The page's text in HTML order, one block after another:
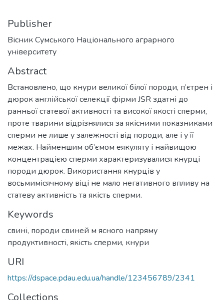
Publisher
Вісник Сумського Національного аграрного
університету
Abstract
Встановлено, що кнури великої білої породи, п’єтрен і
дюрок англійської селекції фірми JSR здатні до
ранньої статевої активності та високої якості сперми,
проте тварини відрізнялися за якісними показниками
сперми не лише у залежності від породи, але і у її
межах. Найменшим об’ємом еякуляту і найвищою
концентрацією сперми характеризувалися кнурці
породи дюрок. Використання кнурців у
восьмимісячному віці не мало негативного впливу на
статеву активність та якість сперми.
Keywords
свині, породи свиней м ясного напряму
продуктивності, якість сперми, кнури
URI
https://dspace.pdau.edu.ua/handle/123456789/2341
Collections